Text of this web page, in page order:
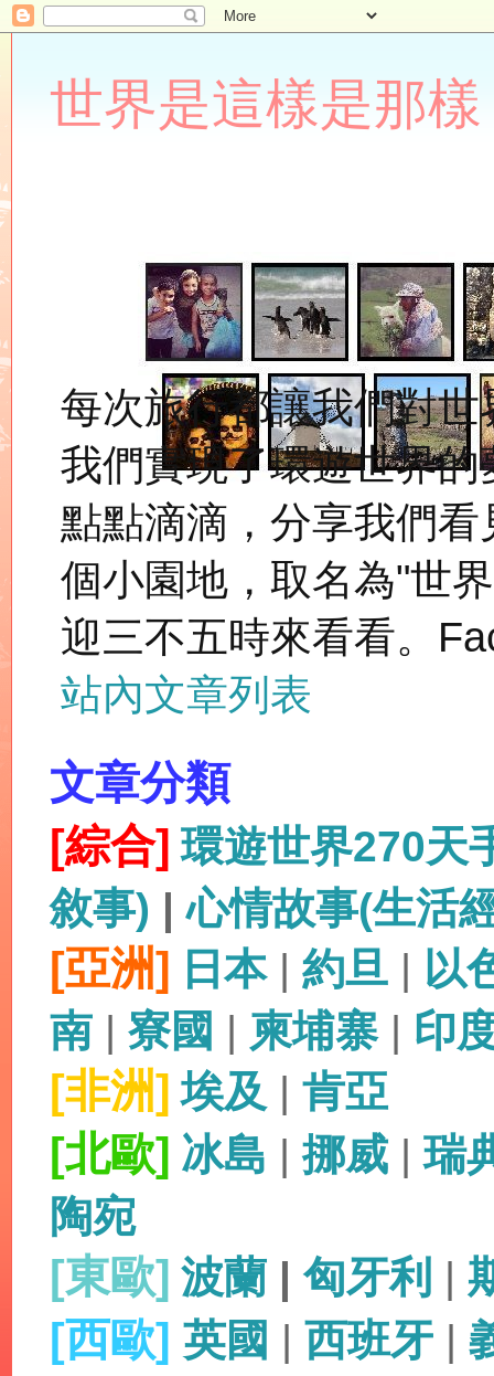
世界是這樣是那樣
每次旅行都讓我們對
我們實現了環遊世界
點點滴滴，分享我們
個小園地，取名為"世
迎三不五時來看看。
站內文章列表
文章分類
[綜合] 環遊世界270天
敘事) |心情故事(生活
[亞洲] 日本| 約旦 | 以
南 | 寮國 | 柬埔寨| 印
[非洲] 埃及 | 肯亞
[北歐] 冰島 |挪威 |瑞
陶宛
[東歐] 波蘭 | 匈牙利 |
[西歐] 英國 | 西班牙 |